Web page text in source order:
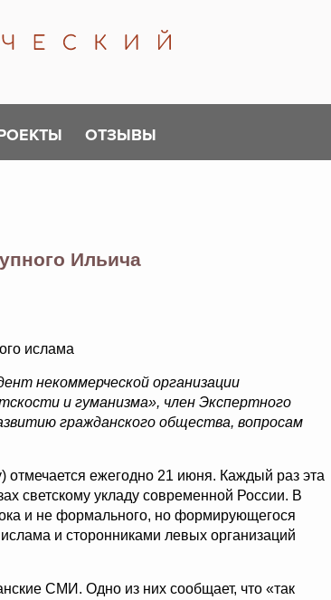
ОТЗЫВЫ
Ильича
ислама
некоммерческой организации
и гуманизма», член Экспертного
гражданского общества, вопросам
ежегодно 21 июня. Каждый раз эта
светскому укладу современной России. В
и не формального, но формирующегося
и сторонниками левых организаций
СМИ. Одно из них сообщает, что «так